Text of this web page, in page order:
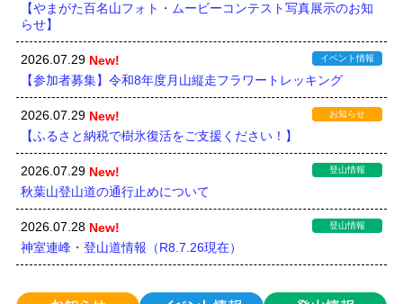
【やまがた百名山フォト・ムービーコンテスト写真展示のお知
らせ】
2026.07.29 New! イベント情報
【参加者募集】令和8年度月山縦走フラワートレッキング
2026.07.29 New! お知らせ
【ふるさと納税で樹氷復活をご支援ください！】
2026.07.29 New! 登山情報
秋葉山登山道の通行止めについて
2026.07.28 New! 登山情報
神室連峰・登山道情報（R8.7.26現在）